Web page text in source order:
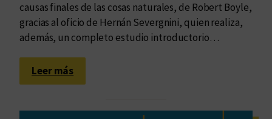
causas finales de las cosas naturales, de Robert Boyle,
gracias al oficio de Hernán Severgnini, quien realiza,
además, un completo estudio introductorio…
Leer más:
S